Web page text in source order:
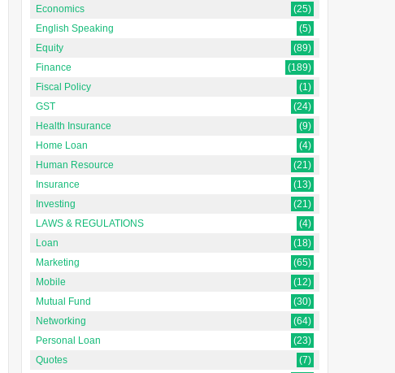
Economics
(25)
English Speaking
(5)
Equity
(89)
Finance
(189)
Fiscal Policy
(1)
GST
(24)
Health Insurance
(9)
Home Loan
(4)
Human Resource
(21)
Insurance
(13)
Investing
(21)
LAWS & REGULATIONS
(4)
Loan
(18)
Marketing
(65)
Mobile
(12)
Mutual Fund
(30)
Networking
(64)
Personal Loan
(23)
Quotes
(7)